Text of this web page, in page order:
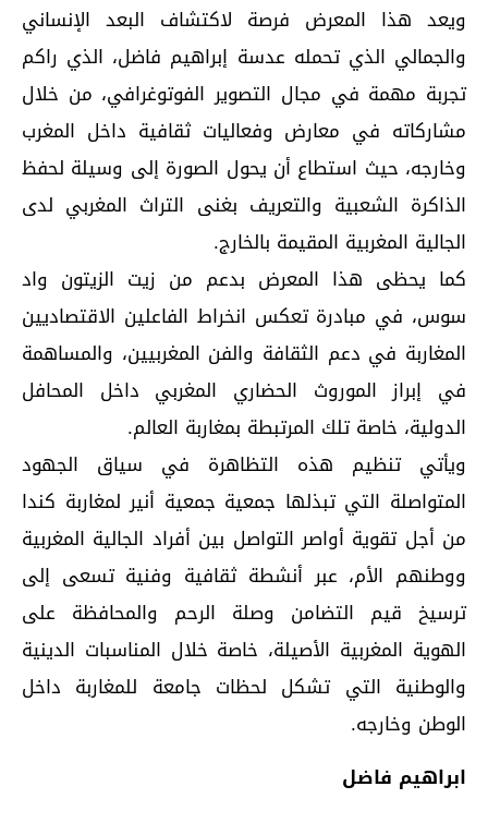
ويعد هذا المعرض فرصة لاكتشاف البعد الإنساني
والجمالي الذي تحمله عدسة إبراهيم فاضل، الذي راكم
تجربة مهمة في مجال التصوير الفوتوغرافي، من خلال
مشاركاته في معارض وفعاليات ثقافية داخل المغرب
وخارجه، حيث استطاع أن يحول الصورة إلى وسيلة لحفظ
الذاكرة الشعبية والتعريف بغنى التراث المغربي لدى
الجالية المغربية المقيمة بالخارج.
كما يحظى هذا المعرض بدعم من زيت الزيتون واد
سوس، في مبادرة تعكس انخراط الفاعلين الاقتصاديين
المغاربة في دعم الثقافة والفن المغربيين، والمساهمة
في إبراز الموروث الحضاري المغربي داخل المحافل
الدولية، خاصة تلك المرتبطة بمغاربة العالم.
ويأتي تنظيم هذه التظاهرة في سياق الجهود
المتواصلة التي تبذلها جمعية جمعية أنير لمغاربة كندا
من أجل تقوية أواصر التواصل بين أفراد الجالية المغربية
ووطنهم الأم، عبر أنشطة ثقافية وفنية تسعى إلى
ترسيخ قيم التضامن وصلة الرحم والمحافظة على
الهوية المغربية الأصيلة، خاصة خلال المناسبات الدينية
والوطنية التي تشكل لحظات جامعة للمغاربة داخل
الوطن وخارجه.
ابراهيم فاضل